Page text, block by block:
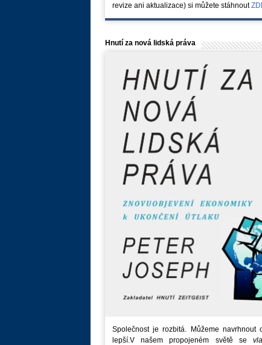
revize ani aktualizace) si můžete stáhnout
Hnutí za nová lidská práva
Společnost je rozbitá. Můžeme navrhnout
lepší.V našem propojeném světě se